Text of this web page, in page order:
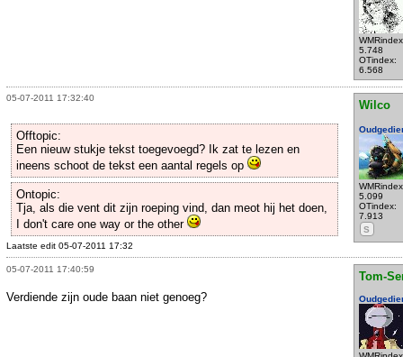
5.748
OTindex:
6.568
05-07-2011 17:32:40
Wilco
5.099
OTindex:
7.913
S
Offtopic:
Een nieuw stukje tekst toegevoegd? Ik zat te lezen en
ineens schoot de tekst een aantal regels op
Ontopic:
Tja, als die vent dit zijn roeping vind, dan meot hij het doen,
I don't care one way or the other
Laatste edit 05-07-2011 17:32
05-07-2011 17:40:59
Tom-
Verdiende zijn oude baan niet genoeg?